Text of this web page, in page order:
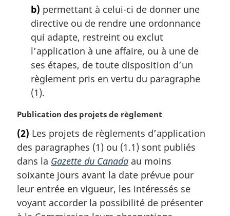
b) permettant à celui-ci de donner une
directive ou de rendre une ordonnance
qui adapte, restreint ou exclut
l’application à une affaire, ou à une de
ses étapes, de toute disposition d’un
règlement pris en vertu du paragraphe
(1).
N
t
e
m
a
g
i
Publication des projets de règlement
(2) Les projets de règlements d’application
des paragraphes (1) ou (1.1) sont publiés
dans la Gazette du Canada au moins
soixante jours avant la date prévue pour
leur entrée en vigueur, les intéressés se
voyant accorder la possibilité de présenter